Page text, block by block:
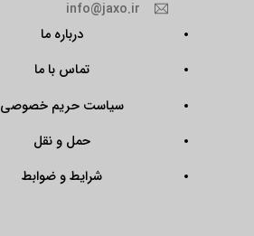
info@jaxo.ir
درباره ما
تماس با ما
سیاست حریم خصوصی
حمل و نقل
شرایط و ضوابط